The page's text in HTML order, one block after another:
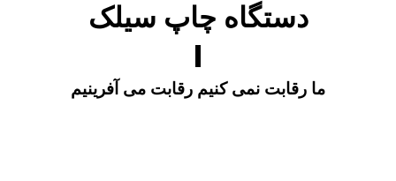
دستگاه چاپ سیلک
ما رقابت نمی کنیم رقابت می آفرینیم